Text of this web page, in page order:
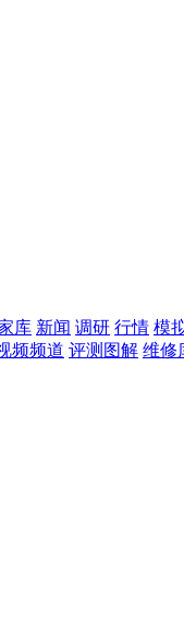
库 新闻 调研 行情 模
频频道 评测图解 维修